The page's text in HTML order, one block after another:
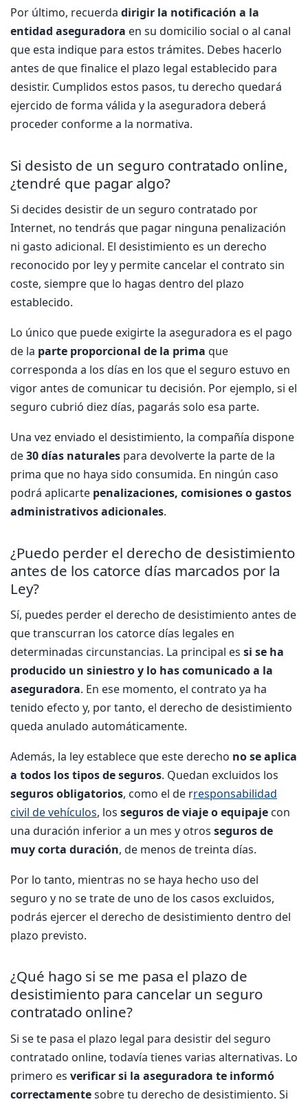
Por último, recuerda dirigir la notificación a la
entidad aseguradora en su domicilio social o al canal
que esta indique para estos trámites. Debes hacerlo
antes de que finalice el plazo legal establecido para
desistir. Cumplidos estos pasos, tu derecho quedará
ejercido de forma válida y la aseguradora deberá
proceder conforme a la normativa.
Si desisto de un seguro contratado online,
¿tendré que pagar algo?
Si decides desistir de un seguro contratado por
Internet, no tendrás que pagar ninguna penalización
ni gasto adicional. El desistimiento es un derecho
reconocido por ley y permite cancelar el contrato sin
coste, siempre que lo hagas dentro del plazo
establecido.
Lo único que puede exigirte la aseguradora es el pago
de la parte proporcional de la prima que
corresponda a los días en los que el seguro estuvo en
vigor antes de comunicar tu decisión. Por ejemplo, si el
seguro cubrió diez días, pagarás solo esa parte.
Una vez enviado el desistimiento, la compañía dispone
de30 días naturales para devolverte la parte de la
prima que no haya sido consumida. En ningún caso
podrá aplicarte penalizaciones, comisiones o gastos
administrativos adicionales.
¿Puedo perder el derecho de desistimiento
antes de los catorce días marcados por la
Ley?
Sí, puedes perder el derecho de desistimiento antes de
que transcurran los catorce días legales en
determinadas circunstancias. La principal es si se ha
producido un siniestro y lo has comunicado a la
aseguradora. En ese momento, el contrato ya ha
tenido efecto y, por tanto, el derecho de desistimiento
queda anulado automáticamente.
Además, la ley establece que este derecho no se aplica
a todos los tipos de seguros. Quedan excluidos los
seguros obligatorios, como el de rresponsabilidad
civil de vehículos, los seguros de viaje o equipaje con
una duración inferior a un mes y otros seguros de
muy corta duración, de menos de treinta días.
Por lo tanto, mientras no se haya hecho uso del
seguro y no se trate de uno de los casos excluidos,
podrás ejercer el derecho de desistimiento dentro del
plazo previsto.
¿Qué hago si se me pasa el plazo de
desistimiento para cancelar un seguro
contratado online?
Si se te pasa el plazo legal para desistir del seguro
contratado online, todavía tienes varias alternativas. Lo
primero es verificar si la aseguradora te informó
correctamentesobre tu derecho de desistimiento. Si